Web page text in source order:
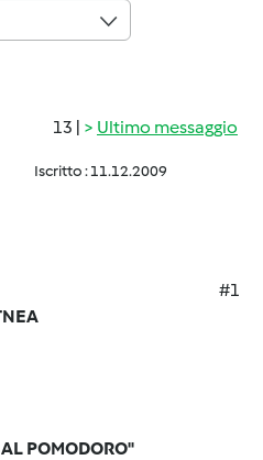
13 | Ultimo messaggio
Iscritto : 11.12.2009
#1
POMODORO"